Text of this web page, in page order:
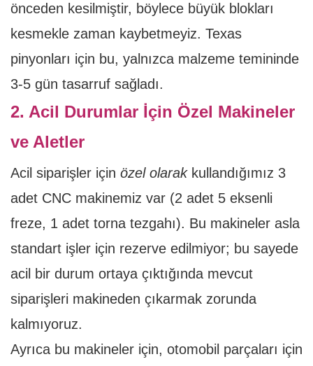
önceden kesilmiştir, böylece büyük blokları
kesmekle zaman kaybetmeyiz. Texas
pinyonları için bu, yalnızca malzeme temininde
3-5 gün tasarruf sağladı.
2. Acil Durumlar İçin Özel Makineler
ve Aletler
Acil siparişler için özel olarakkullandığımız 3
adet CNC makinemiz var (2 adet 5 eksenli
freze, 1 adet torna tezgahı). Bu makineler asla
standart işler için rezerve edilmiyor; bu sayede
acil bir durum ortaya çıktığında mevcut
siparişleri makineden çıkarmak zorunda
kalmıyoruz.
Ayrıca bu makineler için, otomobil parçaları için